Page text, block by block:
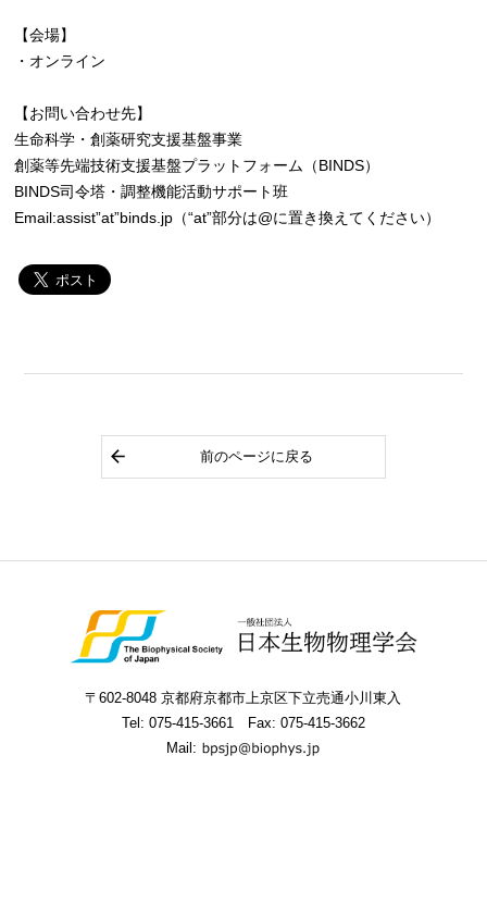
【会場】
・オンライン
【お問い合わせ先】
生命科学・創薬研究支援基盤事業
創薬等先端技術支援基盤プラットフォーム（BINDS）
BINDS司令塔・調整機能活動サポート班
Email:assist”at”binds.jp（“at”部分は@に置き換えてください）
前のページに戻る
〒602-8048 京都府京都市上京区下立売通小川東入
Tel: 075-415-3661
Fax: 075-415-3662
Mail: